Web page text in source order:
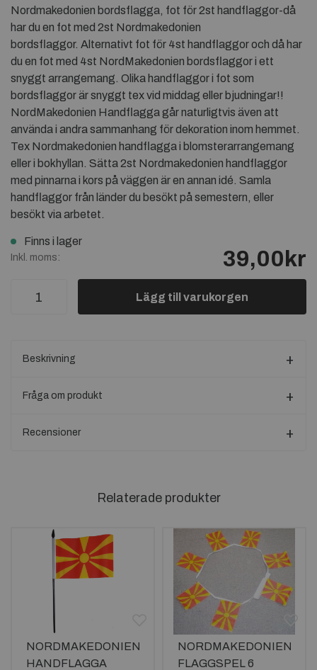
Nordmakedonien bordsflagga, fot för 2st handflaggor-då
har du en fot med 2st Nordmakedonien
bordsflaggor. Alternativt fot för 4st handflaggor och då har
du en fot med 4st NordMakedonien bordsflaggor i ett
snyggt arrangemang. Olika handflaggor i fot som
bordsflaggor är snyggt tex vid middag eller bjudningar!!
NordMakedonien Handflagga går naturligtvis även att
använda i andra sammanhang för dekoration inom hemmet.
Tex Nordmakedonien handflagga i blomsterarrangemang
eller i bokhyllan. Sätta 2st Nordmakedonien handflaggor
med pinnarna i kors på väggen är en annan idé. Samla
handflaggor från länder du besökt på semestern, eller
besökt via arbetet.
Finns i lager
Inkl. moms: 39,00kr
Lägg till varukorgen
Beskrivning
Fråga om produkt
Recensioner
Relaterade produkter
NORDMAKEDONIEN
HANDFLAGGA
NORDMAKEDONIEN
FLAGGSPEL 6